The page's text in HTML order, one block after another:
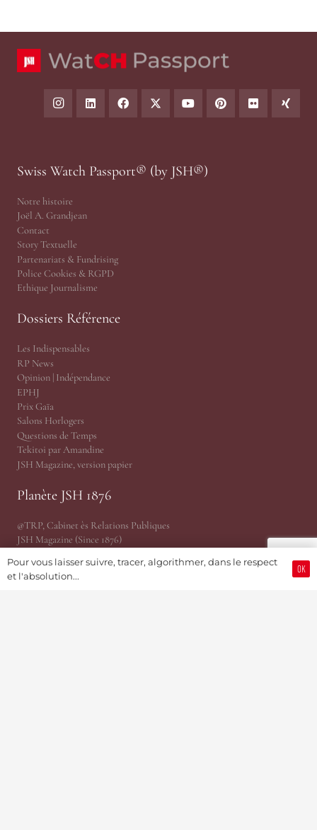
Swiss Watch Passport® (by JSH®)
Notre histoire
Joël A. Grandjean
Contact
Story Textuelle
Partenariats & Fundrising
Police Cookies & RGPD
Ethique Journalisme
Dossiers Référence
Les Indispensables
RP News
Opinion | Indépendance
EPHJ
Prix Gaïa
Salons Horlogers
Questions de Temps
Tekitoi par Amandine
JSH Magazine, version papier
Planète JSH 1876
@TRP, Cabinet ès Relations Publiques
JSH Magazine (Since 1876)
ProWatCH Opérations
TàG Press +41, News Agency
Pour vous laisser suivre, tracer, algorithmer, dans le respect
et l'absolution...
OK